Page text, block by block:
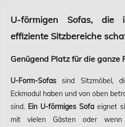
U-förmigen Sofas, die
effiziente Sitzbereiche
Genügend Platz für die ganze
U-Form-Sofas sind Sitzmöbel,
Eckmodul haben und von oben
sind. Ein U-förmiges Sofa eignet
mit vielen Gästen oder